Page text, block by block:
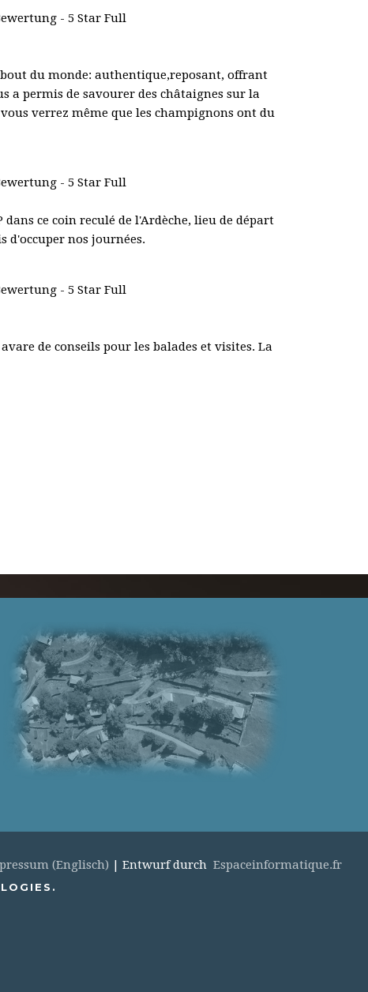
du monde: authentique,reposant, offrant
a permis de savourer des châtaignes sur la
verrez même que les champignons ont du
ce coin reculé de l'Ardèche, lieu de départ
d'occuper nos journées.
de conseils pour les balades et visites. La
(Englisch) | Entwurf durchEspaceinformatique.fr